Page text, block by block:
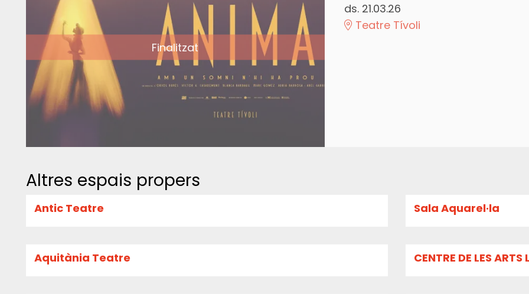
Finalitzat
ds. 21.03.26
Teatre Tívoli
Altres espais propers
Antic Teatre Sala Aquarel·la
Aquitània Teatre CENTRE DE LES ARTS